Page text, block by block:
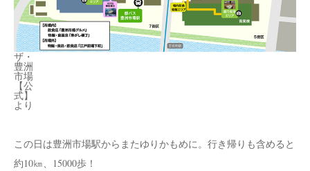
ザ・
豊洲
市場
【公
式】
より
この日は豊洲市場駅からまたゆりかもめに。行き帰りも含めると
約10㎞、15000歩！